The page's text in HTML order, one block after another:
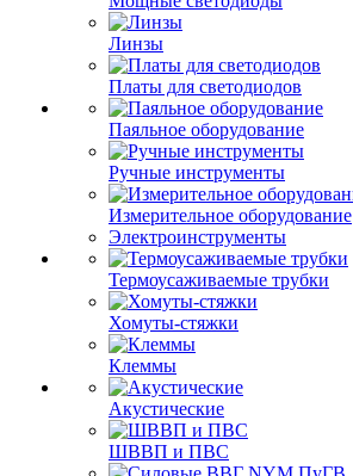
Линзы
Платы для светодиодов
Паяльное оборудование
Ручные инструменты
Измерительное оборудование
Электроинструменты
Термоусаживаемые трубки
Хомуты-стяжки
Клеммы
Акустические
ШВВП и ПВС